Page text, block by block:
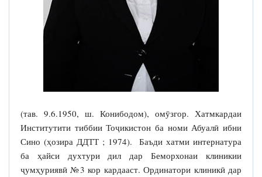
(тав. 9.6.1950, ш. Конибодом), омӯзгор. Хатмкардаи
Институтити тиббии Тоҷикистон ба номи Абуалӣ ибни
Сино (ҳозира ДДТТ ; 1974). Баъди хатми интернатура
ба ҳайси духтури дил дар Беморхонаи клиникии
ҷумҳуриявӣ №3 кор кардааст. Ординатори клиникӣ дар